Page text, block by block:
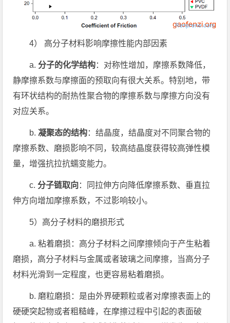
4） 高分子材料影响摩擦性能内部因素
a.分子的化学结构：对称性增加，摩擦系数降低，
静摩擦系数与摩擦面的预取向有很大关系。特别地，带
有环状结构的耐热性聚合物的摩擦系数与摩擦方向没有
对应关系。
b. 凝聚态的结构：结晶度，结晶度对不同聚合物的
摩擦系数、磨损影响不同，较高结晶度获得较高弹性模
量，增强抗拉抗蠕变能力。
c.分子链取向 ：同拉伸方向降低摩擦系数、垂直拉
伸方向增加摩擦系数，不过影响较小。
5）高分子材料的磨损形式
a. 粘着磨损：高分子材料之间摩擦倾向于产生粘着
磨损，高分子材料与金属或者玻璃之间摩擦，当高分子
材料光滑到一定程度，也更容易粘着磨损。
b. 磨粒磨损：是由外界硬颗粒或者对摩擦表面上的
硬硬突起物或者粗糙峰，在摩擦过程中引起的表面破